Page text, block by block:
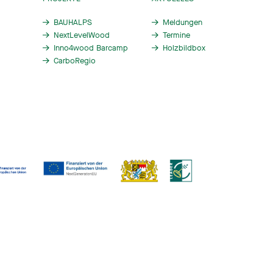
BAUHALPS
NextLevelWood
Inno4wood Barcamp
CarboRegio
Meldungen
Termine
Holzbildbox